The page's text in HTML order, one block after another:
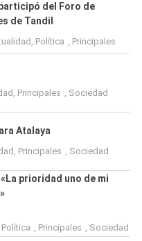
del Foro de
de Tandil
, Política , Principales
Principales Sociedad
Atalaya
Principales Sociedad
prioridad uno de mi
Política , Principales , Sociedad